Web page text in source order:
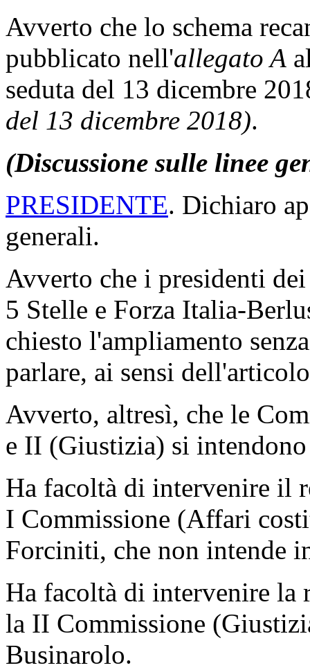
Avverto che lo schema
pubblicato nell'allegato A
seduta del 13 dicembre
del 13 dicembre 2018).
(Discussione sulle linee
PRESIDENTE. Dichiaro
generali.
Avverto che i presidenti
5 Stelle e Forza Italia-
chiesto l'ampliamento
parlare, ai sensi
Avverto, altresì, che le
e II (Giustizia) si
Ha facoltà di intervenire il
I Commissione (Affari
Forciniti, che non intende
Ha facoltà di intervenire la
la II Commissione
Businarolo.